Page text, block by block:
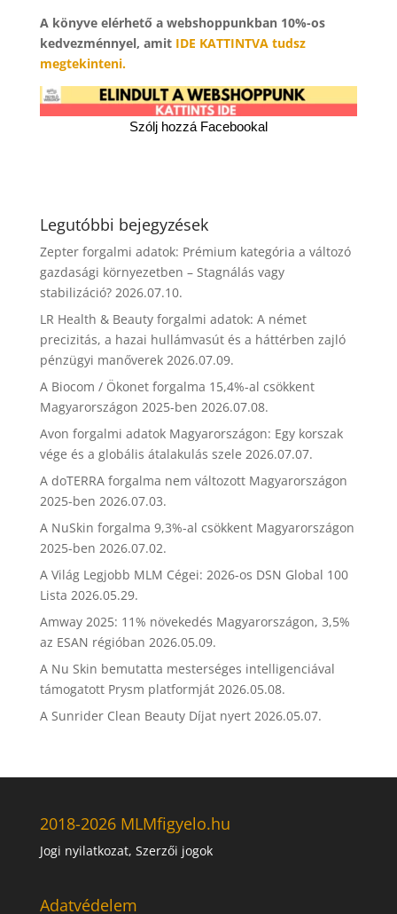
A könyve elérhető a webshoppunkban 10%-os
kedvezménnyel, amit IDE KATTINTVA tudsz
megtekinteni.
Szólj hozzá Facebookal
Legutóbbi bejegyzések
Zepter forgalmi adatok: Prémium kategória a változó
gazdasági környezetben – Stagnálás vagy
stabilizáció? 2026.07.10.
LR Health & Beauty forgalmi adatok: A német
precizitás, a hazai hullámvasút és a háttérben zajló
pénzügyi manőverek 2026.07.09.
A Biocom / Ökonet forgalma 15,4%-al csökkent
Magyarországon 2025-ben 2026.07.08.
Avon forgalmi adatok Magyarországon: Egy korszak
vége és a globális átalakulás szele 2026.07.07.
A doTERRA forgalma nem változott Magyarországon
2025-ben 2026.07.03.
A NuSkin forgalma 9,3%-al csökkent Magyarországon
2025-ben 2026.07.02.
A Világ Legjobb MLM Cégei: 2026-os DSN Global 100
Lista 2026.05.29.
Amway 2025: 11% növekedés Magyarországon, 3,5%
az ESAN régióban 2026.05.09.
A Nu Skin bemutatta mesterséges intelligenciával
támogatott Prysm platformját 2026.05.08.
A Sunrider Clean Beauty Díjat nyert 2026.05.07.
2018-2026 MLMfigyelo.hu
Jogi nyilatkozat, Szerzői jogok
Adatvédelem